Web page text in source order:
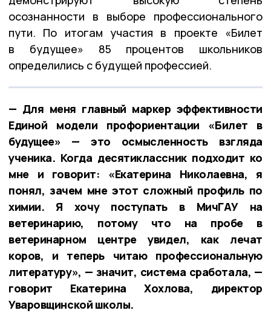
осознанности в выборе профессионального
пути. По итогам участия в проекте «Билет
в будущее» 85 процентов школьников
определились с будущей профессией.
— Для меня главный маркер эффективности
Единой модели профориентации «Билет в
будущее» — это осмысленность взгляда
ученика. Когда десятиклассник подходит ко
мне и говорит: «Екатерина Николаевна, я
понял, зачем мне этот сложный профиль по
химии. Я хочу поступать в МичГАУ на
ветеринарию, потому что на пробе в
ветеринарном центре увидел, как лечат
коров, и теперь читаю профессиональную
литературу», — значит, система сработала, —
говорит Екатерина Хохлова, директор
Уваровщинской школы.